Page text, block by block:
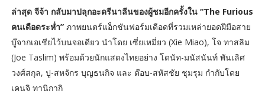
ล่าสุด จีจ้า กลับมาปลุกอะดรีนาลีนของผู้ชมอีกครั้งใน “The Furious
คนเดือดระห่ำ” ภาพยนตร์แอ็กชันฟอร์มเดือดที่รวมเหล่ายอดฝีมือสาย
บู๊จากเอเชียไว้บนจอเดียว นำโดย เซี่ยเหมี่ยว (Xie Miao), โจ ทาสลิม
(Joe Taslim) พร้อมด้วยนักแสดงไทยอย่าง โดนัท-มนัสนันท์ พันเลิศ
วงศ์สกุล, ปู-สหจักร บุญธนกิจ และ ต๊อบ-สหัสชัย ชุมรุม กำกับโดย
เคนจิ ทานิกากิ